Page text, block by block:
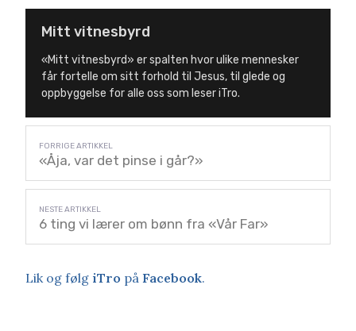
Mitt vitnesbyrd
«Mitt vitnesbyrd» er spalten hvor ulike mennesker
får fortelle om sitt forhold til Jesus, til glede og
oppbyggelse for alle oss som leser iTro.
«Åja, var det pinse i går?»
6 ting vi lærer om bønn fra «Vår Far»
Lik og følg iTro på Facebook.